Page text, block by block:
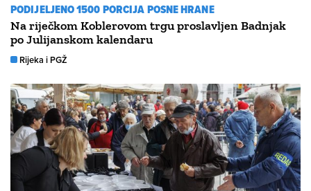
PODIJELJENO 1500 PORCIJA POSNE HRANE
Na riječkom Koblerovom trgu proslavljen Badnjak
po Julijanskom kalendaru
Rijeka i PGŽ